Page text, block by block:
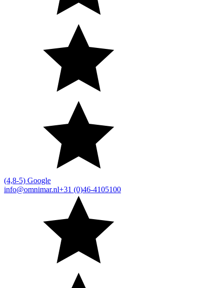
(4,8-5) Google
info@omnimar.nl+31 (0)46-4105100